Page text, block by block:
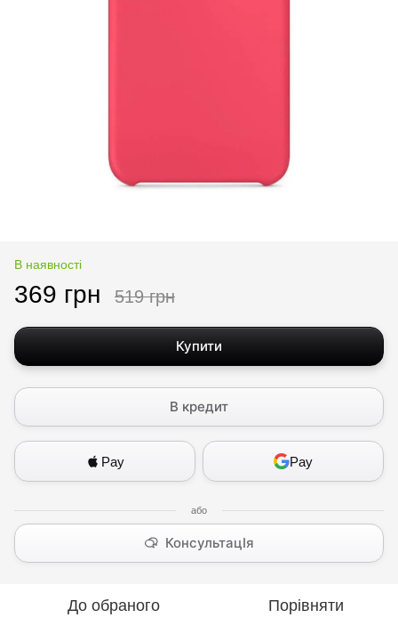
В наявності
369 грн 519 грн
Купити
В кредит
Pay Pay
КонсультацІя
До обраного Порівняти